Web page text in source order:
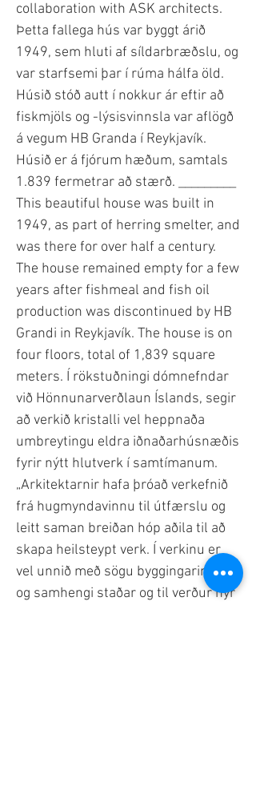
collaboration with ASK architects.
Þetta fallega hús var byggt árið
1949, sem hluti af síldarbræðslu, og
var starfsemi þar í rúma hálfa öld.
Húsið stóð autt í nokkur ár eftir að
fiskmjöls og -lýsisvinnsla var aflögð
á vegum HB Granda í Reykjavík.
Húsið er á fjórum hæðum, samtals
1.839 fermetrar að stærð. _________
This beautiful house was built in
1949, as part of herring smelter, and
was there for over half a century.
The house remained empty for a few
years after fishmeal and fish oil
production was discontinued by HB
Grandi in Reykjavík. The house is on
four floors, total of 1,839 square
meters. Í rökstuðningi dómnefndar
við Hönnunarverðlaun Íslands, segir
að verkið kristalli vel heppnaða
umbreytingu eldra iðnaðarhúsnæðis
fyrir nýtt hlutverk í samtímanum.
„Arkitektarnir hafa þróað verkefnið
frá hugmyndavinnu til útfærslu og
leitt saman breiðan hóp aðila til að
skapa heilsteypt verk. Í verkinu er
vel unnið með sögu byggingarinnar
og samhengi staðar og til verður nýr